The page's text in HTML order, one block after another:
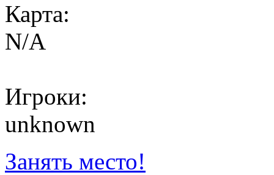
Карта:
N/A
Игроки:
unknown
Занять место!